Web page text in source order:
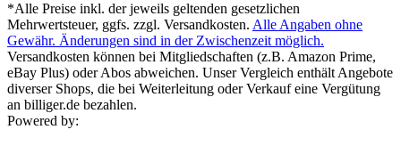
*Alle Preise inkl. der jeweils geltenden gesetzlichen
Mehrwertsteuer, ggfs. zzgl. Versandkosten. Alle Angaben ohne
Gewähr. Änderungen sind in der Zwischenzeit möglich.
Versandkosten können bei Mitgliedschaften (z.B. Amazon Prime,
eBay Plus) oder Abos abweichen. Unser Vergleich enthält Angebote
diverser Shops, die bei Weiterleitung oder Verkauf eine Vergütung
an billiger.de bezahlen.
Powered by: